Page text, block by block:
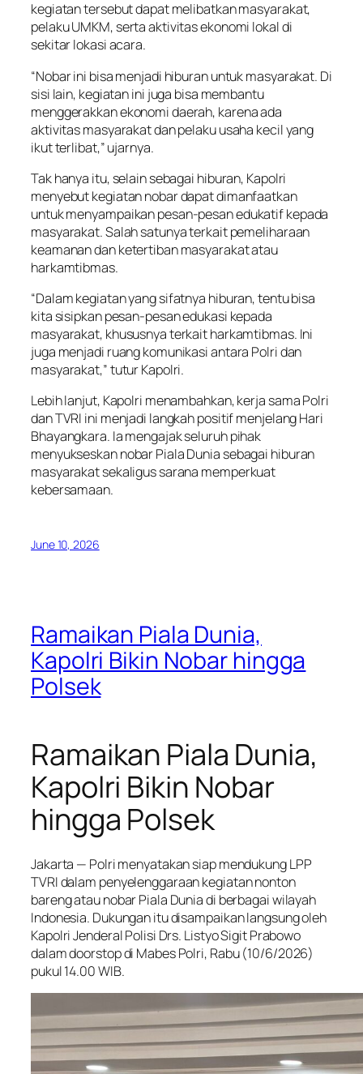
kegiatan tersebut dapat melibatkan masyarakat,
pelaku UMKM, serta aktivitas ekonomi lokal di
sekitar lokasi acara.
“Nobar ini bisa menjadi hiburan untuk masyarakat. Di
sisi lain, kegiatan ini juga bisa membantu
menggerakkan ekonomi daerah, karena ada
aktivitas masyarakat dan pelaku usaha kecil yang
ikut terlibat,” ujarnya.
Tak hanya itu, selain sebagai hiburan, Kapolri
menyebut kegiatan nobar dapat dimanfaatkan
untuk menyampaikan pesan-pesan edukatif kepada
masyarakat. Salah satunya terkait pemeliharaan
keamanan dan ketertiban masyarakat atau
harkamtibmas.
“Dalam kegiatan yang sifatnya hiburan, tentu bisa
kita sisipkan pesan-pesan edukasi kepada
masyarakat, khususnya terkait harkamtibmas. Ini
juga menjadi ruang komunikasi antara Polri dan
masyarakat,” tutur Kapolri.
Lebih lanjut, Kapolri menambahkan, kerja sama Polri
dan TVRI ini menjadi langkah positif menjelang Hari
Bhayangkara. Ia mengajak seluruh pihak
menyukseskan nobar Piala Dunia sebagai hiburan
masyarakat sekaligus sarana memperkuat
kebersamaan.
June 10, 2026
Ramaikan Piala Dunia,
Kapolri Bikin Nobar hingga
Polsek
Ramaikan Piala Dunia,
Kapolri Bikin Nobar
hingga Polsek
Jakarta — Polri menyatakan siap mendukung LPP
TVRI dalam penyelenggaraan kegiatan nonton
bareng atau nobar Piala Dunia di berbagai wilayah
Indonesia. Dukungan itu disampaikan langsung oleh
Kapolri Jenderal Polisi Drs. Listyo Sigit Prabowo
dalam doorstop di Mabes Polri, Rabu (10/6/2026)
pukul 14.00 WIB.